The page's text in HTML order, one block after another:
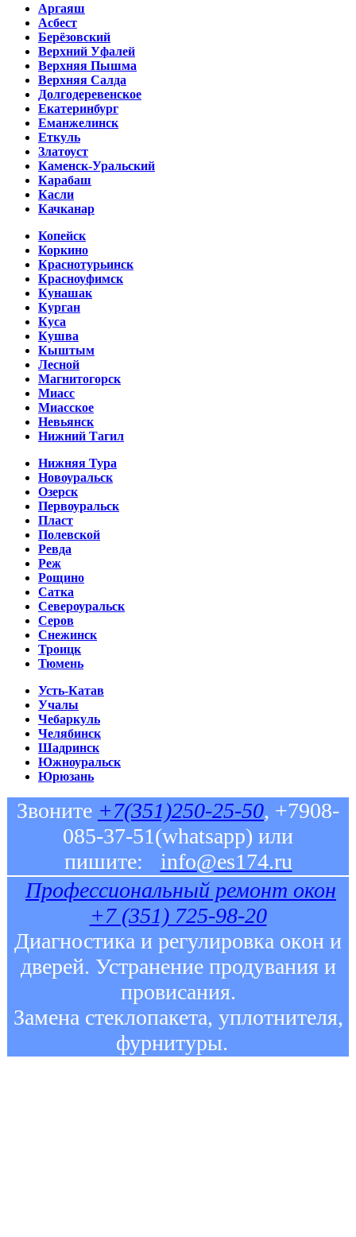
Аргаяш
Асбест
Берёзовский
Верхний Уфалей
Верхняя Пышма
Верхняя Салда
Долгодеревенское
Екатеринбург
Еманжелинск
Еткуль
Златоуст
Каменск-Уральский
Карабаш
Касли
Качканар
Копейск
Коркино
Краснотурьинск
Красноуфимск
Кунашак
Курган
Куса
Кушва
Кыштым
Лесной
Магнитогорск
Миасс
Миасское
Невьянск
Нижний Тагил
Нижняя Тура
Новоуральск
Озерск
Первоуральск
Пласт
Полевской
Ревда
Реж
Рощино
Сатка
Североуральск
Серов
Снежинск
Троицк
Тюмень
Усть-Катав
Учалы
Чебаркуль
Челябинск
Шадринск
Южноуральск
Юрюзань
Звоните +7(351)250-25-50, +7908-
085-37-51(whatsapp) или
пишите:
info@es174.ru
Профессиональный ремонт окон
+7 (351) 725-98-20
Диагностика и регулировка окон и
дверей. Устранение продувания и
провисания.
Замена стеклопакета, уплотнителя,
фурнитуры.